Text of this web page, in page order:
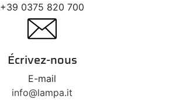
+39 0375 820 700
Écrivez-nous
E-mail
info@lampa.it